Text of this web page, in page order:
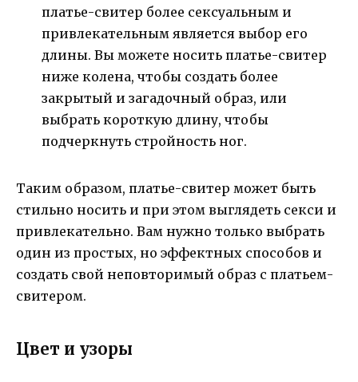
платье-свитер более сексуальным и
привлекательным является выбор его
длины. Вы можете носить платье-свитер
ниже колена, чтобы создать более
закрытый и загадочный образ, или
выбрать короткую длину, чтобы
подчеркнуть стройность ног.
Таким образом, платье-свитер может быть
стильно носить и при этом выглядеть секси и
привлекательно. Вам нужно только выбрать
один из простых, но эффектных способов и
создать свой неповторимый образ с платьем-
свитером.
Цвет и узоры